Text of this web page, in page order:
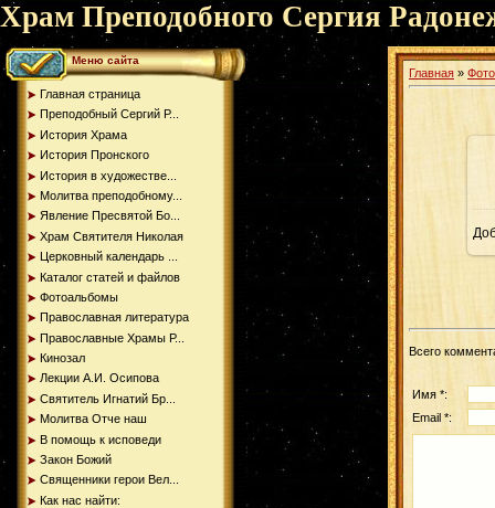
Храм Преподобного Сергия
Меню сайта
Главная страница
Преподобный Сергий Р...
История Храма
История Пронского
История в художестве...
Молитва преподобному...
Явление Пресвятой Бо...
Храм Святителя Николая
Церковный календарь ...
Каталог статей и файлов
Фотоальбомы
Православная литература
Православные Храмы Р...
Кинозал
Лекции А.И. Осипова
Святитель Игнатий Бр...
Молитва Отче наш
В помощь к исповеди
Закон Божий
Священники герои Вел...
Как нас найти:
Главная »
Всего
Имя *:
Email *: